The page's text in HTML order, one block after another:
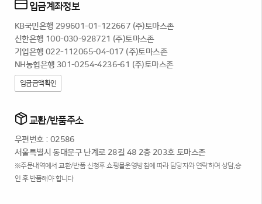
입금계좌정보
KB국민은행 299601-01-122667 (주)토마스존
신한은행 100-030-928721 (주)토마스존
기업은행 022-112065-04-017 (주)토마스존
NH농협은행 301-0254-4236-61 (주)토마스존
입금금액확인
교환/반품주소
우편번호 : 02586
서울특별시 동대문구 난계로 28길 48 2층 203호 토마스존
※주문내역에서 교환/반품 신청후 쇼핑몰운영방침에 따라 담당자와 연락하여 상담,승
인 후 반품해야 합니다